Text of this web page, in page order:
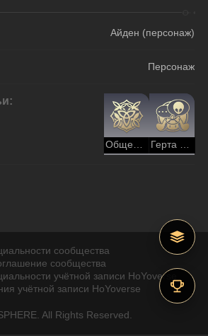
Айден (персонаж)
Персонаж
Общество гениев (Эрудиция) Герта (персонаж)
сообщества
сообщества
учётной записи HoYoverse
учётной записи HoYoverse
All Rights Reserved.